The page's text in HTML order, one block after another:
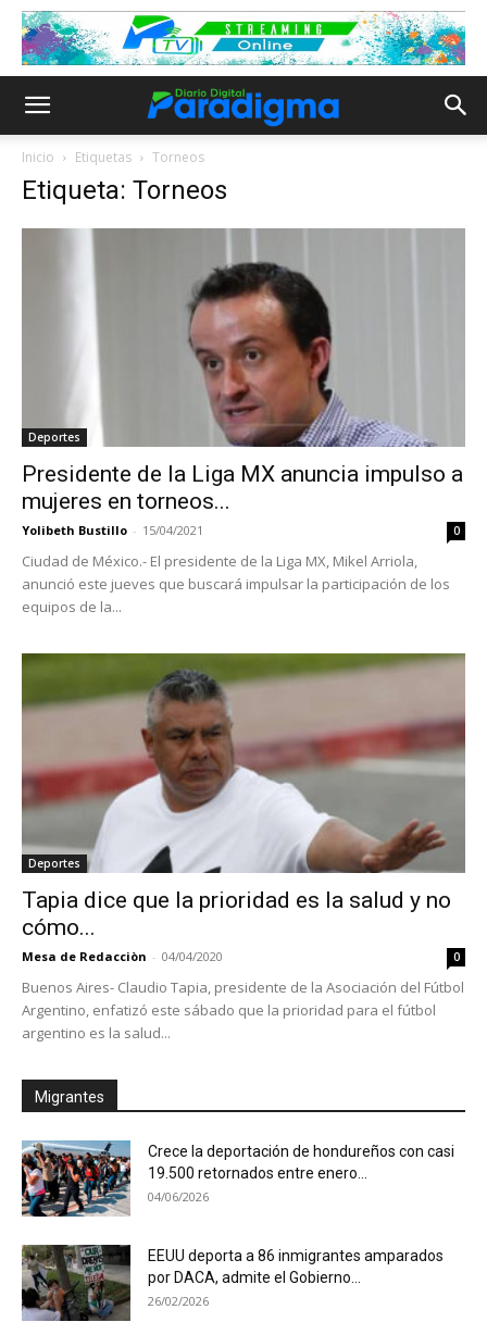
Inicio Etiquetas Torneos
Etiqueta: Torneos
Deportes
Presidente de la Liga MX anuncia impulso a
mujeres en torneos...
Yolibeth Bustillo - 15/04/2021 0
Ciudad de México.- El presidente de la Liga MX, Mikel Arriola,
anunció este jueves que buscará impulsar la participación de los
equipos de la...
Deportes
Tapia dice que la prioridad es la salud y no
cómo...
Mesa de Redacciòn - 04/04/2020 0
Buenos Aires- Claudio Tapia, presidente de la Asociación del Fútbol
Argentino, enfatizó este sábado que la prioridad para el fútbol
argentino es la salud...
Migrantes
Crece la deportación de hondureños con casi
19.500 retornados entre enero...
04/06/2026
EEUU deporta a 86 inmigrantes amparados
por DACA, admite el Gobierno...
26/02/2026